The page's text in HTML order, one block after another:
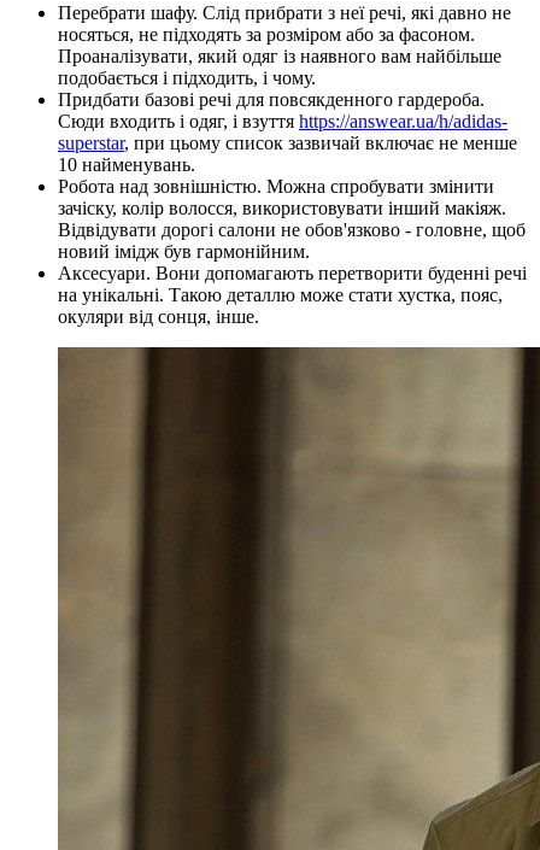
Перебрати шафу. Слід прибрати з неї речі, які давно не
носяться, не підходять за розміром або за фасоном.
Проаналізувати, який одяг із наявного вам найбільше
подобається і підходить, і чому.
Придбати базові речі для повсякденного гардероба.
Сюди входить і одяг, і взуття https://answear.ua/h/adidas-
superstar, при цьому список зазвичай включає не менше
10 найменувань.
Робота над зовнішністю. Можна спробувати змінити
зачіску, колір волосся, використовувати інший макіяж.
Відвідувати дорогі салони не обов'язково - головне, щоб
новий імідж був гармонійним.
Аксесуари. Вони допомагають перетворити буденні речі
на унікальні. Такою деталлю може стати хустка, пояс,
окуляри від сонця, інше.